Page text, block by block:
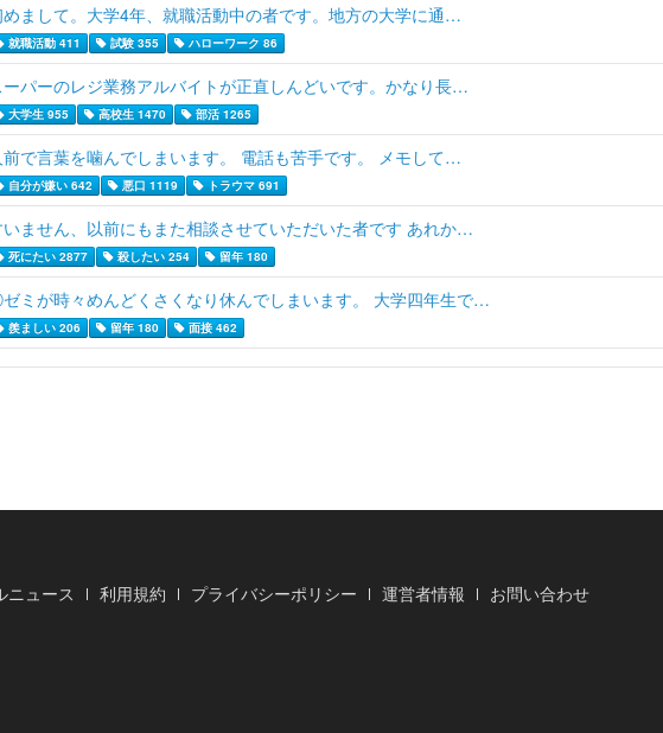
めまして。大学4年、就職活動中の者です。地方の大学に通…
就職活動 411 試験 355 ハローワーク 86
ーパーのレジ業務アルバイトが正直しんどいです。かなり長…
大学生 955 高校生 1470 部活 1265
前で言葉を噛んでしまいます。 電話も苦手です。 メモして…
自分が嫌い 642 悪口 1119 トラウマ 691
いません、以前にもまた相談させていただいた者です あれか…
死にたい 2877 殺したい 254 留年 180
ミが時々めんどくさくなり休んでしまいます。 大学四年生で…
羨ましい 206 留年 180 面接 462
ニュース 利用規約 プライバシーポリシー 運営者情報 お問い合わせ